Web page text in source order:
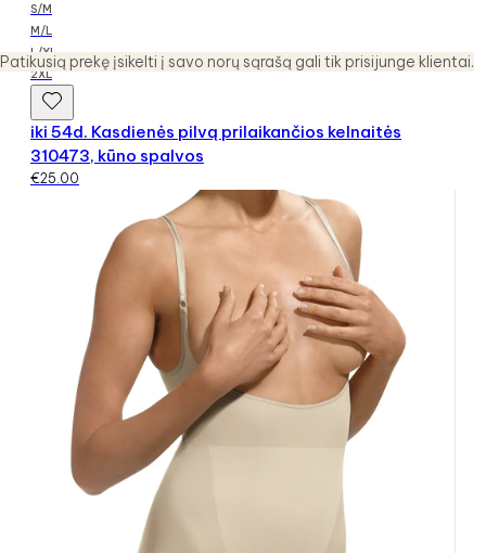
Patikusią prekę įsikelti į savo norų sąrašą gali tik prisijunge klientai.
S/M
M/L
L/XL
2XL
iki 54d. Kasdienės pilvą prilaikančios kelnaitės
310473, kūno spalvos
€25.00